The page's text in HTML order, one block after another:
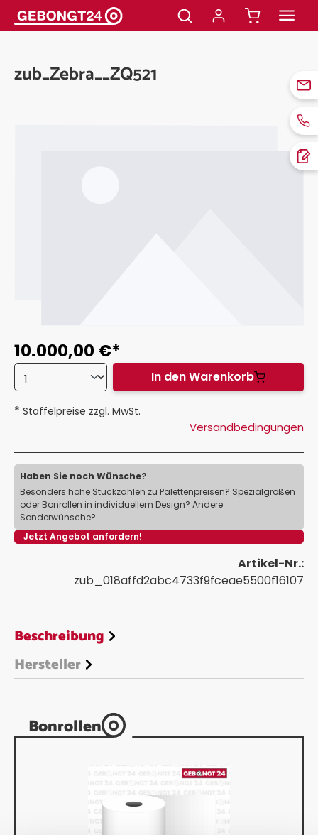
springen
zub_Zebra__ZQ521
10.000,00 €*
In den Warenkorb
* Staffelpreise zzgl. MwSt.
Versandbedingungen
Haben Sie noch Wünsche?
Besonders hohe Stückzahlen zu Palettenpreisen? Spezialgrößen
oder Bonrollen in individuellem Design? Andere
Sonderwünsche?
Jetzt Angebot anfordern!
Artikel-Nr.:
zub_018affd2abc4733f9fceae5500f16107
Beschreibung
Hersteller
Bonrollen